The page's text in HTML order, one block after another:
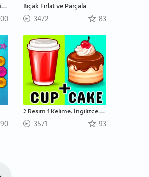
Tripeaks Solitaire Çiftlik Sürümü Bıçak Fırlat ve Parçala
3472 83
90
2 Resim 1 Kelime: İngilizce Kelime Tahmin Etme
3571 93